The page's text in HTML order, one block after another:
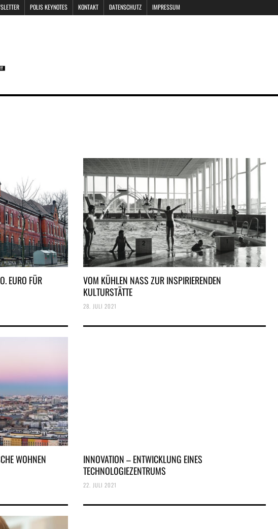
POLIS KEYNOTES KONTAKT DATENSCHUTZ IMPRESSUM
EURO FÜR
VOM KÜHLEN NASS ZUR INSPIRIERENDEN
KULTURSTÄTTE
28. JULI 2021
WOHNEN
INNOVATION – ENTWICKLUNG EINES
TECHNOLOGIEZENTRUMS
22. JULI 2021